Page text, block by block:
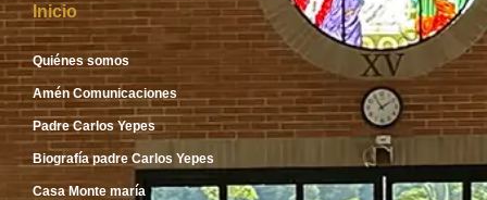
Inicio
Quiénes somos
Amén Comunicaciones
Padre Carlos Yepes
Biografía padre Carlos Yepes
Casa Monte maría